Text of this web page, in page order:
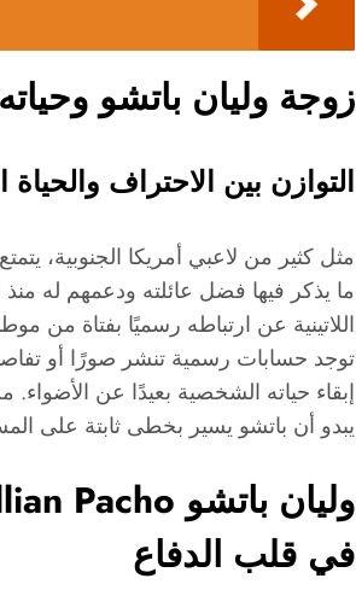
زوجة وليان باتشو
التوازن بين الاحتراف والحياة
مثل كثير من لاعبي أمريكا الجنوبية،
ما يذكر فيها فضل عائلته ودعمهم له
اللاتينية عن ارتباطه رسميًا بفتاة من
توجد حسابات رسمية تنشر صورًا أو
إبقاء حياته الشخصية بعيدًا عن
يبدو أن باتشو يسير بخطى ثابتة على
في قلب الدفاع